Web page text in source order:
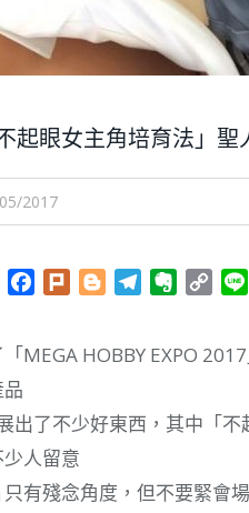
起眼女主角培育法」
2017
Facebook
Plurk BloggerTelegramEvernote
Copy
MEGA HOBBY EXPO
出了不少好東西，其中「
人留意
有殘念角度，但不要緊會